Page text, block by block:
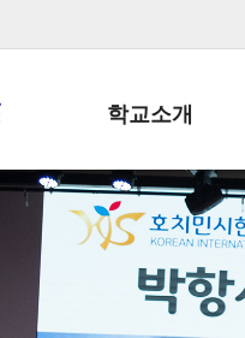
학교소개
학교장인사말
학생회장인사말
학교상징